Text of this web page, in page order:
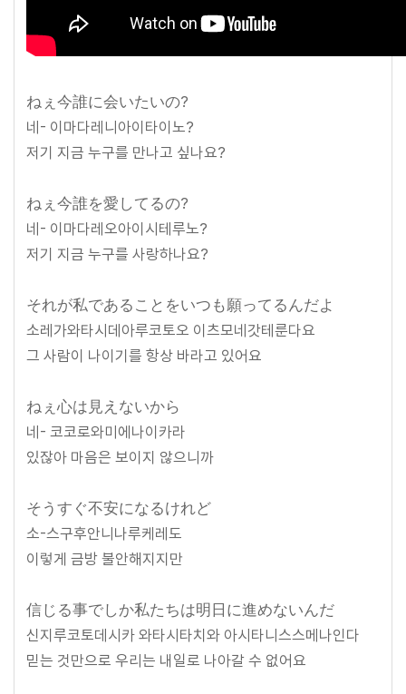
ねぇ今誰に会いたいの?
네- 이마다레니아이타이노?
저기 지금 누구를 만나고 싶나요?
ねぇ今誰を愛してるの?
네- 이마다레오아이시테루노?
저기 지금 누구를 사랑하나요?
それが私であることをいつも願ってるんだよ
소레가와타시데아루코토오 이츠모네갓테룬다요
그 사람이 나이기를 항상 바라고 있어요
ねぇ心は見えないから
네- 코코로와미에나이카라
있잖아 마음은 보이지 않으니까
そうすぐ不安になるけれど
소-스구후안니나루케레도
이렇게 금방 불안해지지만
信じる事でしか私たちは明日に進めないんだ
신지루코토데시카 와타시타치와 아시타니스스메나인다
믿는 것만으로 우리는 내일로 나아갈 수 없어요